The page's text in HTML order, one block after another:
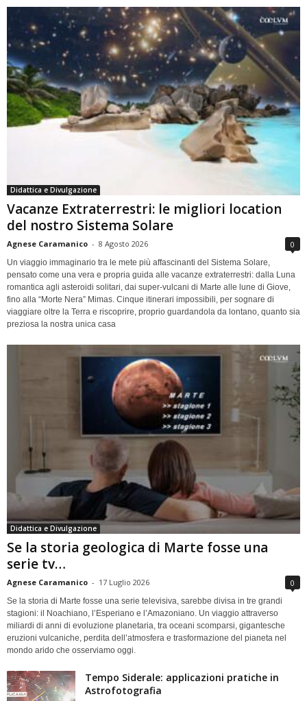
Didattica e Divulgazione
Vacanze Extraterrestri: le migliori location
del nostro Sistema Solare
Agnese Caramanico - 8 Agosto 2026 0
Un viaggio immaginario tra le mete più affascinanti del Sistema Solare,
pensato come una vera e propria guida alle vacanze extraterrestri: dalla Luna
romantica agli asteroidi solitari, dai super-vulcani di Marte alle lune di Giove,
fino alla “Morte Nera” Mimas. Cinque itinerari impossibili, per sognare di
viaggiare oltre la Terra e riscoprire, proprio guardandola da lontano, quanto sia
preziosa la nostra unica casa
Didattica e Divulgazione
Se la storia geologica di Marte fosse una
serie tv…
Agnese Caramanico - 17 Luglio 2026 0
Se la storia di Marte fosse una serie televisiva, sarebbe divisa in tre grandi
stagioni: il Noachiano, l’Esperiano e l’Amazoniano. Un viaggio attraverso
miliardi di anni di evoluzione planetaria, tra oceani scomparsi, gigantesche
eruzioni vulcaniche, perdita dell’atmosfera e trasformazione del pianeta nel
mondo arido che osserviamo oggi.
Tempo Siderale: applicazioni pratiche in
Astrofotografia